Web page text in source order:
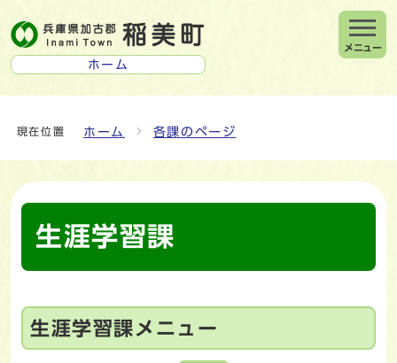
ホーム
メニュー
現在位置 ホーム 各課のページ
生涯学習課
生涯学習課メニュー